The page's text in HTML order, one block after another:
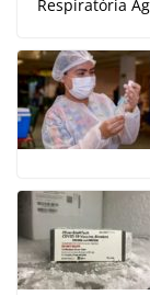
Respiratória